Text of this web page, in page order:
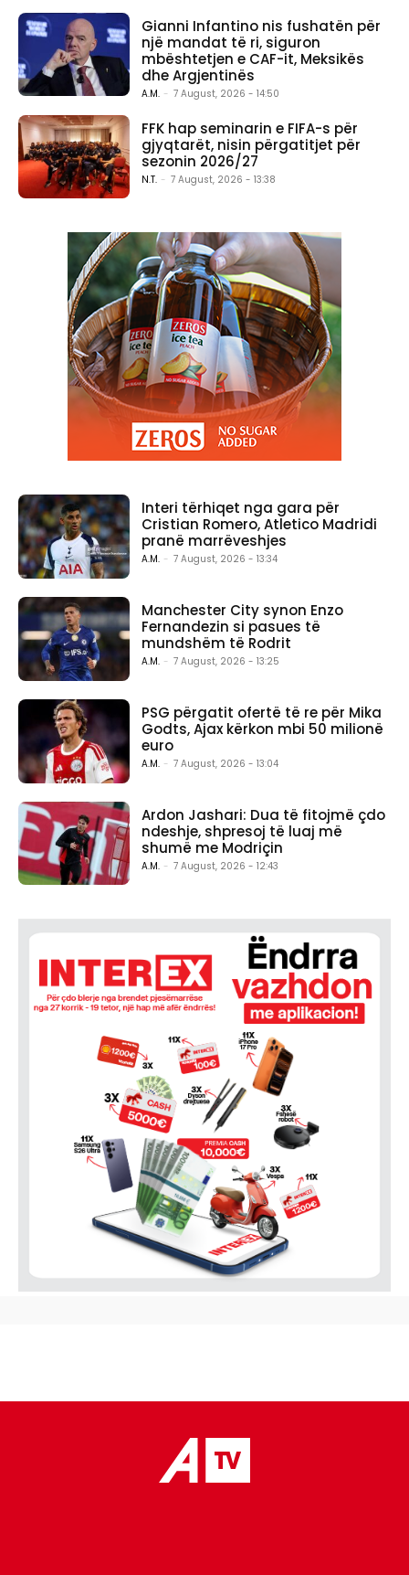
Gianni Infantino nis fushatën për
një mandat të ri, siguron
mbështetjen e CAF-it, Meksikës
dhe Argjentinës
A.M. - 7 August, 2026 - 14:50
FFK hap seminarin e FIFA-s për
gjyqtarët, nisin përgatitjet për
sezonin 2026/27
N.T. - 7 August, 2026 - 13:38
Interi tërhiqet nga gara për
Cristian Romero, Atletico Madridi
pranë marrëveshjes
A.M. - 7 August, 2026 - 13:34
Manchester City synon Enzo
Fernandezin si pasues të
mundshëm të Rodrit
A.M. - 7 August, 2026 - 13:25
PSG përgatit ofertë të re për Mika
Godts, Ajax kërkon mbi 50 milionë
euro
A.M. - 7 August, 2026 - 13:04
Ardon Jashari: Dua të fitojmë çdo
ndeshje, shpresoj të luaj më
shumë me Modriçin
A.M. - 7 August, 2026 - 12:43